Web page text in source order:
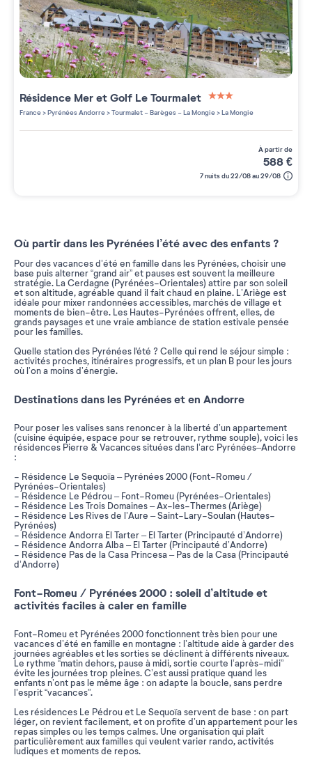
Résidence Mer et Golf Le Tourmalet
3 étoiles sur 5
France>Pyrénées Andorre>Tourmalet - Barèges - La Mongie>La Mongie
à partir de
588€
7 nuits du 22/08 au 29/08
Où partir dans les Pyrénées l’été avec des enfants ?
Pour des vacances d’été en famille dans les Pyrénées, choisir une
base puis alterner “grand air” et pauses est souvent la meilleure
stratégie. La Cerdagne (Pyrénées-Orientales) attire par son soleil
et son altitude, agréable quand il fait chaud en plaine. L’Ariège est
idéale pour mixer randonnées accessibles, marchés de village et
moments de bien-être. Les Hautes-Pyrénées offrent, elles, de
grands paysages et une vraie ambiance de station estivale pensée
pour les familles.
Quelle station des Pyrénées l'été ? Celle qui rend le séjour simple :
activités proches, itinéraires progressifs, et un plan B pour les jours
où l’on a moins d’énergie.
Destinations dans les Pyrénées et en Andorre
Pour poser les valises sans renoncer à la liberté d’un appartement
(cuisine équipée, espace pour se retrouver, rythme souple), voici les
résidences Pierre & Vacances situées dans l’arc Pyrénées–Andorre
:
- Résidence Le Sequoïa – Pyrénées 2000 (Font-Romeu /
Pyrénées-Orientales)
- Résidence Le Pédrou – Font-Romeu (Pyrénées-Orientales)
- Résidence Les Trois Domaines – Ax-les-Thermes (Ariège)
- Résidence Les Rives de l’Aure – Saint-Lary-Soulan (Hautes-
Pyrénées)
- Résidence Andorra El Tarter – El Tarter (Principauté d’Andorre)
- Résidence Andorra Alba – El Tarter (Principauté d’Andorre)
- Résidence Pas de la Casa Princesa – Pas de la Casa (Principauté
d’Andorre)
Font-Romeu / Pyrénées 2000 : soleil d’altitude et
activités faciles à caler en famille
Font-Romeu et Pyrénées 2000 fonctionnent très bien pour une
vacances d’été en famille en montagne : l’altitude aide à garder des
journées agréables et les sorties se déclinent à différents niveaux.
Le rythme “matin dehors, pause à midi, sortie courte l’après-midi”
évite les journées trop pleines. C’est aussi pratique quand les
enfants n’ont pas le même âge : on adapte la boucle, sans perdre
l’esprit “vacances”.
Les résidences Le Pédrou et Le Sequoïa servent de base : on part
léger, on revient facilement, et on profite d’un appartement pour les
repas simples ou les temps calmes. Une organisation qui plaît
particulièrement aux familles qui veulent varier rando, activités
ludiques et moments de repos.